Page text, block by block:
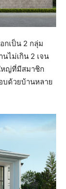
กเป็น 2 กลุ่ม
ไม่เกิน 2 เจน
หญ่ที่มีสมาชิก
บด้วยบ้านหลาย